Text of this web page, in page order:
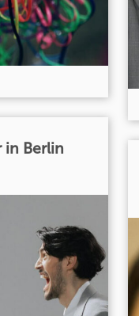
in Berlin